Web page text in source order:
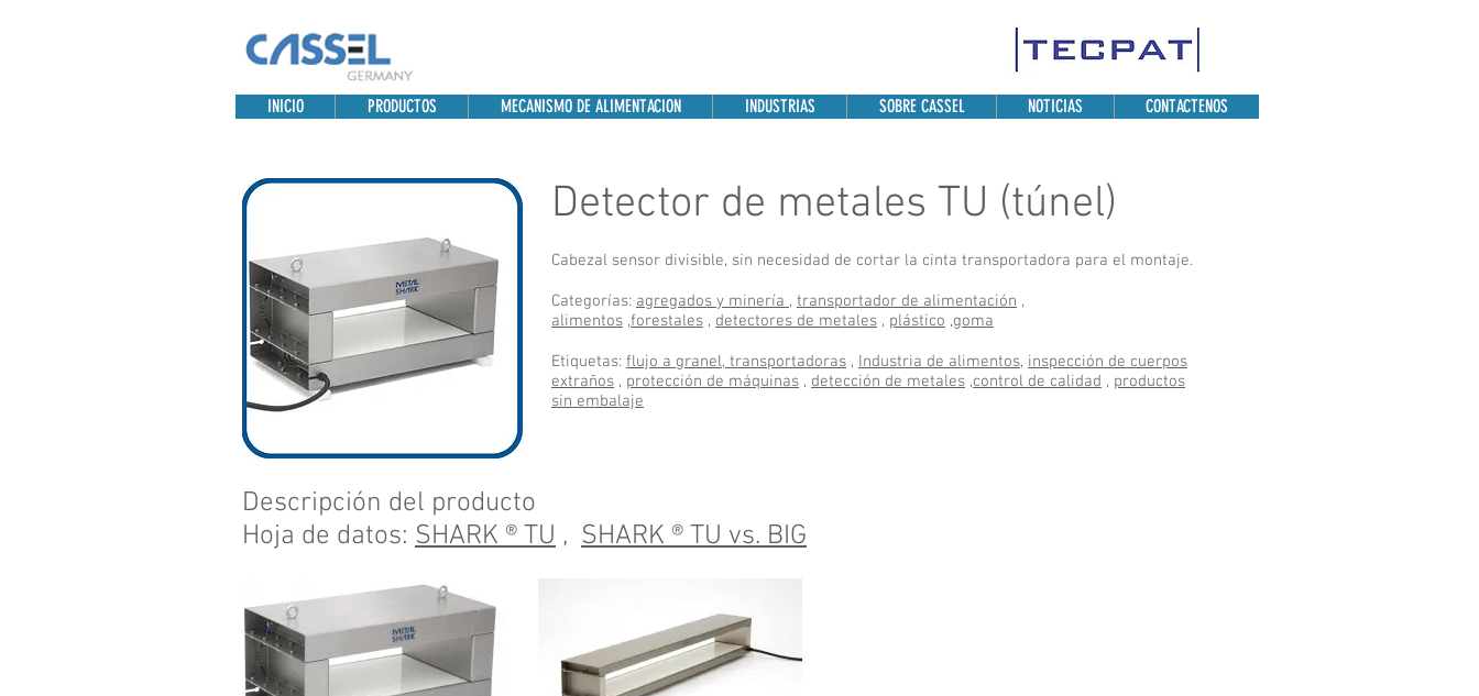
INICIO PRODUCTOS MECANISMO DE ALIMENTACION INDUSTRIAS SOBRE CASSEL NOTICIAS CONTACTENOS
Detector de metales TU (túnel)
Cabezal sensor divisible, sin necesidad de cortar la cinta transportadora para el montaje.
Categorías: agregados y minería , transportador de alimentación ,
alimentos ,forestales , detectores de metales , plástico ,goma
Etiquetas: flujo a granel, transportadoras , Industria de alimentos, inspección de cuerpos
extraños , protección de máquinas , detección de metales ,control de calidad , productos
sin embalaje
Descripción del producto
Hoja de datos: SHARK ® TU , SHARK ® TU vs. BIG